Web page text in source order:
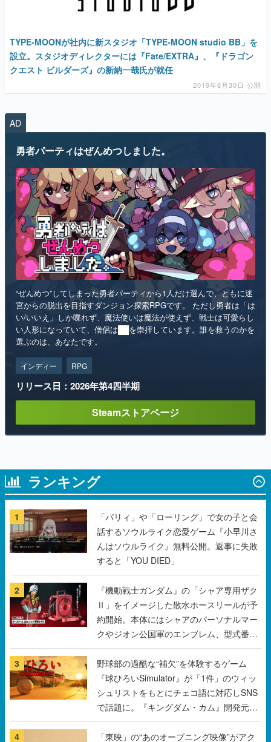
運営：株式会社マレ
設立。スタジオディレクターには『Fate/EXTRA』、『ドラゴン
2019年8月30日 公開
AD
“ぜんめつ”してしまった勇者パーティから1人だけ選んで、ともに迷
宮からの脱出を目指すダンジョン探索RPGです。 ただし勇者は「は
い/いいえ」しか喋れず、魔法使いは魔法が使えず、戦士は可愛らし
い人形になっていて、僧侶は██を崇拝しています。誰を救うのかを
選ぶのは、あなたです。
インディー RPG
リリース日：2026年第4四半期
ランキング
1
「パリィ」や「ローリング」で女の子と会
話するソウルライク恋愛ゲーム『小早川さ
んはソウルライク』無料公開。返事に失敗
すると「YOU DIED」
2
『機動戦士ガンダム』の「シャア専用ザク
Ⅱ」をイメージした散水ホースリールが予
約開始。本体にはシャアのパーソナルマー
クやジオン公国軍のエンブレム、型式番号
などを配置
3
野球部の過酷な“補欠”を体験するゲーム
『球ひろいSimulator』が「1件」のウィッ
シュリストをもとにチェコ語に対応しSNS
で話題に。『キングダム・カム』開発元や
チェコのプロ野球選手から称賛の声
4
「東映」の“あのオープニング映像”がアク
リルブロックに。「東映ヒストリカル グッ
ズコレクション」が8月下旬より発売